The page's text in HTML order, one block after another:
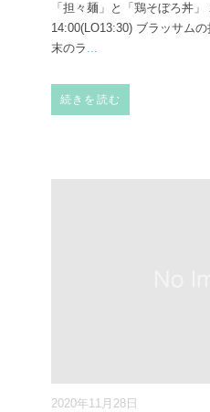
「担々麺」と「鶏そぼろ丼」
14:00(LO13:30) ブラッサム
末のラ ...
続きを読む
2020年11月28日